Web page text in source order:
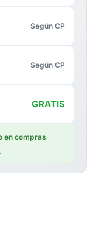
Según CP
Según CP
GRATIS
en compras